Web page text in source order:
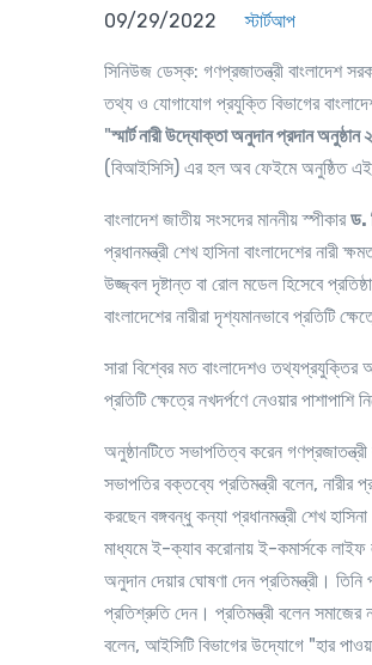
09/29/2022 স্টার্টআপ
সিনিউজ ডেস্ক: গণপ্রজাতন্ত্রী বাংলাদেশ
তথ্য ও যোগাযোগ প্রযুক্তি বিভাগের
"স্মার্ট নারী উদ্যোক্তা অনুদান প্রদান
(বিআইসিসি) এর হল অব ফেইমে অনুষ্ঠিত
বাংলাদেশ জাতীয় সংসদের মাননীয় স্পীকারড.
প্রধানমন্ত্রী শেখ হাসিনা বাংলাদেশের নারী
উজ্জ্বল দৃষ্টান্ত বা রোল মডেল হিসেবে
বাংলাদেশের নারীরা দৃশ্যমানভাবে প্রতিটি
সারা বিশ্বের মত বাংলাদেশও
প্রতিটি ক্ষেত্রে নখদর্পণে নেওয়ার
অনুষ্ঠানটিতে সভাপতিত্ব করেন
সভাপতির বক্তব্যে প্রতিমন্ত্রী বলেন,
করছেন বঙ্গবন্ধু কন্যা প্রধানমন্ত্রী শেখ
মাধ্যমে ই-ক্যাব করোনায় ই-কমার্সকে
অনুদান দেয়ার ঘোষণা দেন প্রতিমন্ত্রী।
প্রতিশ্রুতি দেন। প্রতিমন্ত্রী বলেন
বলেন, আইসিটি বিভাগের উদ্যোগে "হার